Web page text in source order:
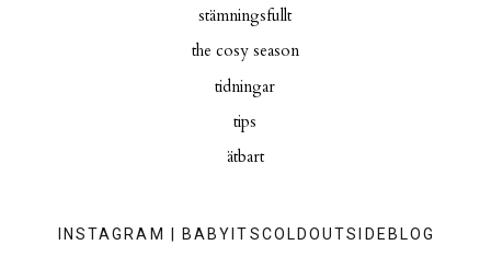
stämningsfullt
the cosy season
tidningar
tips
ätbart
INSTAGRAM | BABYITSCOLDOUTSIDEBLOG